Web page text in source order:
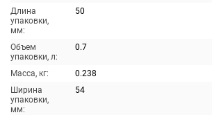
Длина
упаковки,
мм:
50
Объем
упаковки, л:
0.7
Масса, кг:
0.238
Ширина
упаковки,
мм:
54